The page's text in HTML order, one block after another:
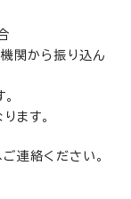
関から振り込ん
ます。
連絡ください。